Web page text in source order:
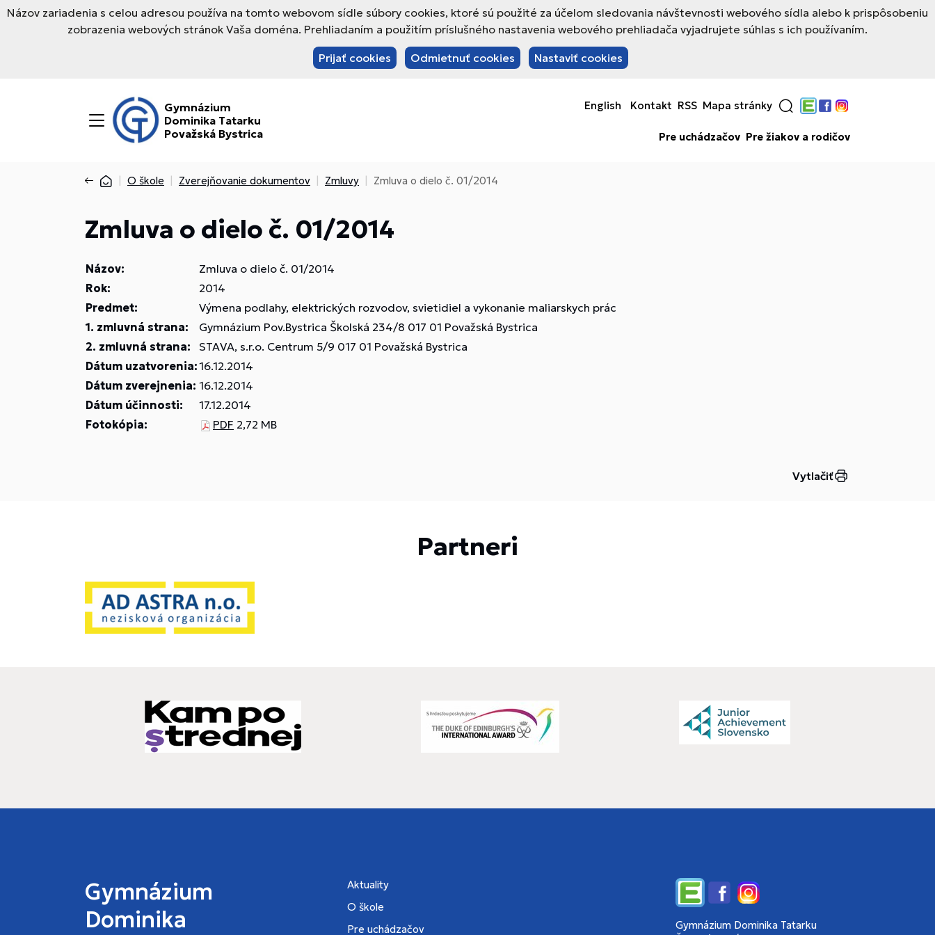
Názov zariadenia s celou adresou používa na tomto webovom sídle súbory cookies, ktoré sú použité za účelom sledovania návštevnosti webového sídla alebo k prispôsobeniu
zobrazenia webových stránok Vaša doména. Prehliadaním a použitím príslušného nastavenia webového prehliadača vyjadrujete súhlas s ich používaním.
Prijať cookies Odmietnuť cookies Nastaviť cookies
Gymnázium
Dominika Tatarku
Považská Bystrica
English Kontakt RSS Mapa stránky
Edupage
Facebook
Instagram
Pre uchádzačov Pre žiakov a rodičov
O škole Zverejňovanie dokumentov Zmluvy Zmluva o dielo č. 01/2014
Zmluva o dielo č. 01/2014
Názov:
Zmluva o dielo č. 01/2014
Rok:
2014
Predmet:
Výmena podlahy, elektrických rozvodov, svietidiel a vykonanie maliarskych prác
1. zmluvná strana:
Gymnázium Pov.Bystrica Školská 234/8 017 01 Považská Bystrica
2. zmluvná strana:
STAVA, s.r.o. Centrum 5/9 017 01 Považská Bystrica
Dátum uzatvorenia:16.12.2014
Dátum zverejnenia: 16.12.2014
Dátum účinnosti:
17.12.2014
Fotokópia:
PDF 2,72 MB
Vytlačiť
Partneri
Gymnázium
Dominika
Aktuality
O škole
Pre uchádzačov
EdupageFacebookInstagram
Gymnázium Dominika Tatarku